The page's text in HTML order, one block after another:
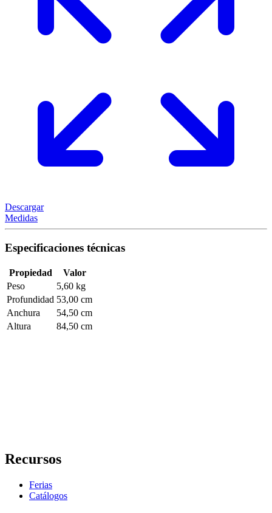
Descargar
Medidas
Especificaciones técnicas
Propiedad
Valor
Peso
5,60 kg
Profundidad 53,00 cm
Anchura
54,50 cm
Altura
84,50 cm
Recursos
Ferias
Catálogos